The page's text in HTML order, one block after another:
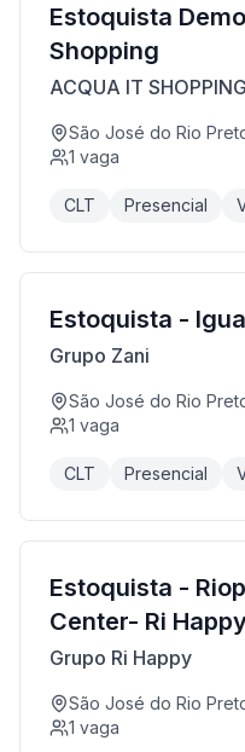
Estoquista
Shopping
ACQUA IT
São José do Rio
1 vaga
CLT Presencial
Estoquista -
Grupo Zani
São José do Rio
1 vaga
CLT Presencial
Estoquista -
Center- Ri
Grupo Ri Happy
São José do Rio
1 vaga